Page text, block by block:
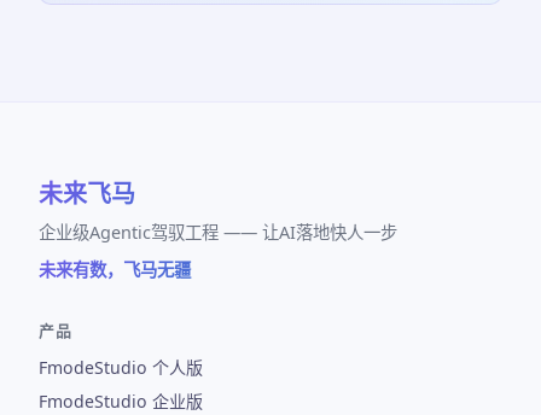
未来飞马
企业级Agentic驾驭工程 —— 让AI落地快人一步
未来有数，飞马无疆
产品
FmodeStudio 个人版
FmodeStudio 企业版